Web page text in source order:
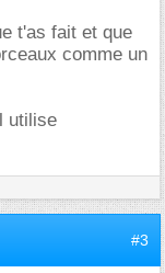
t'as fait et que
comme un
utilise
#3